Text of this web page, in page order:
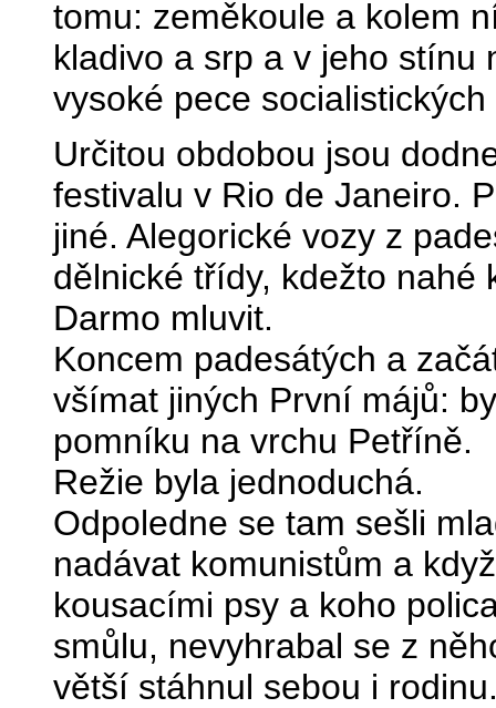
tomu: zeměkoule a kolem
kladivo a srp a v jeho stínu
vysoké pece
Určitou obdobou jsou
festivalu v Rio de Janeiro.
jiné. Alegorické vozy z
dělnické třídy, kdežto nahé
Darmo mluvit.
Koncem padesátých a
všímat jiných První májů:
pomníku na vrchu Petříně.
Režie byla jednoduchá.
Odpoledne se tam sešli
nadávat komunistům a
kousacími psy a koho
smůlu, nevyhrabal se z
větší stáhnul sebou i